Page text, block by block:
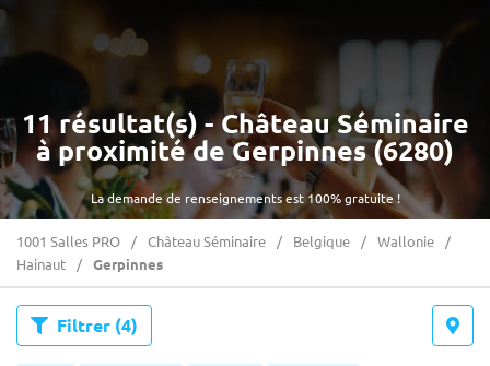
La demande de renseignements est 100% gratuite !
11 résultat(s) - Château Séminaire
à proximité de Gerpinnes (6280)
1001 Salles PRO Château Séminaire Belgique
Wallonie
Hainaut
Gerpinnes
Filtrer (4)